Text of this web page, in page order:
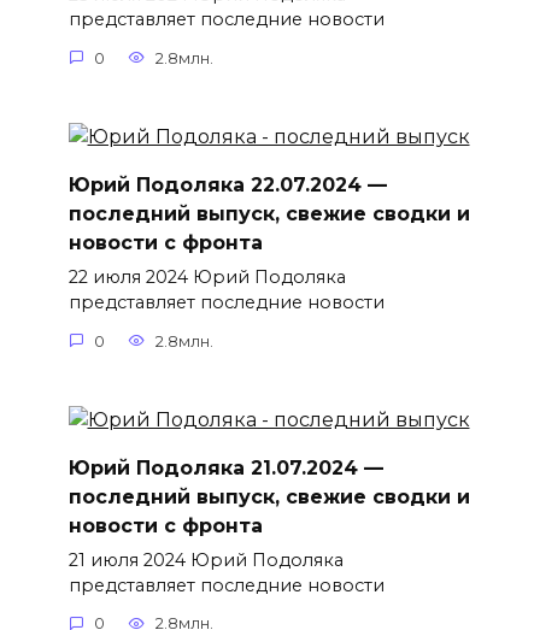
представляет последние новости
0 2.8млн.
Юрий Подоляка 22.07.2024 —
последний выпуск, свежие сводки и
новости с фронта
22 июля 2024 Юрий Подоляка
представляет последние новости
0 2.8млн.
Юрий Подоляка 21.07.2024 —
последний выпуск, свежие сводки и
новости с фронта
21 июля 2024 Юрий Подоляка
представляет последние новости
0 2.8млн.